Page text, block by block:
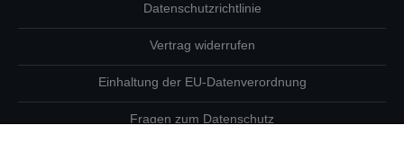
Datenschutzrichtlinie
Vertrag widerrufen
Einhaltung der EU-Datenverordnung
Fragen zum Datenschutz